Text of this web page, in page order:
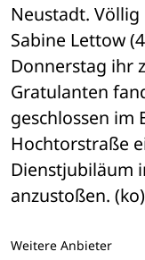
Neustadt.
Sabine Lettow
Donnerstag ihr
Gratulanten
geschlossen im
Hochtorstraße
Dienstjubiläum
anzustoßen. (ko)
Weitere Anbieter